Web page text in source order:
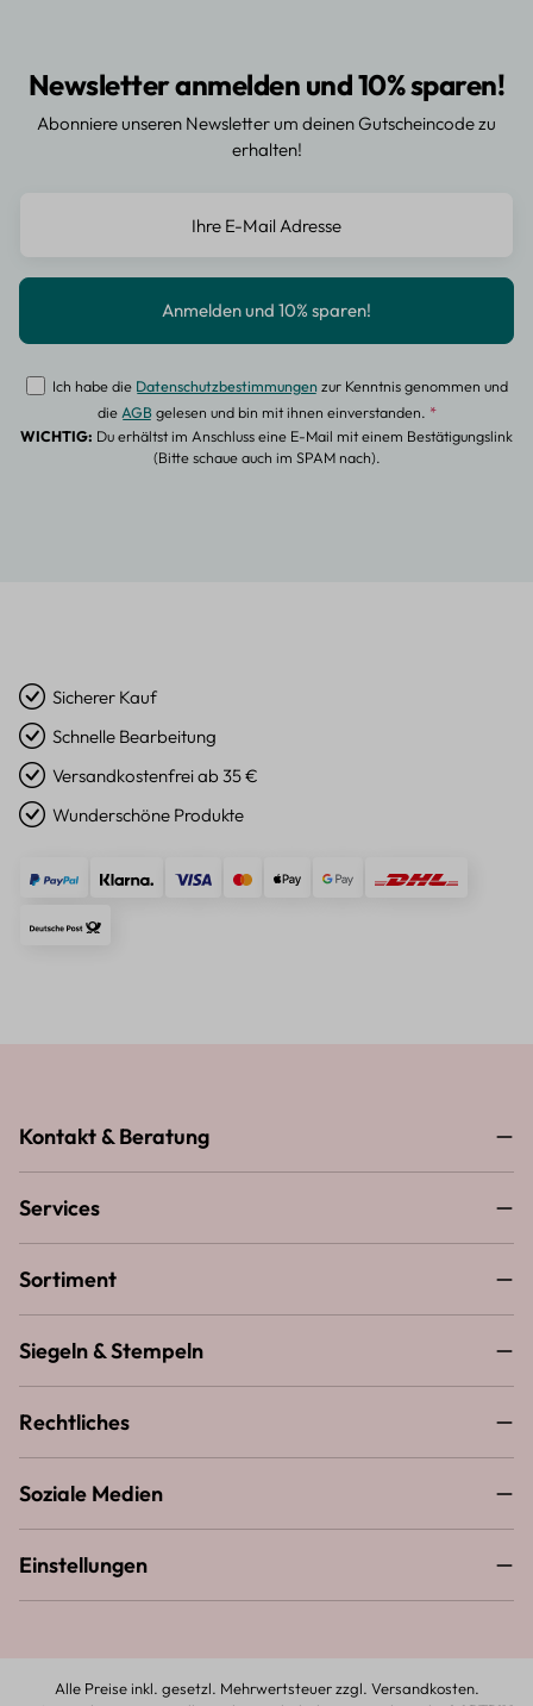
Newsletter anmelden und 10% sparen!
Abonniere unseren Newsletter um deinen Gutscheincode zu
erhalten!
Ich habe die Datenschutzbestimmungenzur Kenntnis genommen und
dieAGBgelesen und bin mit ihnen einverstanden. *
WICHTIG: Du erhältst im Anschluss eine E-Mail mit einem Bestätigungslink
(Bitte schaue auch im SPAM nach).
Sicherer Kauf
Schnelle Bearbeitung
Versandkostenfrei ab 35 €
Wunderschöne Produkte
Kontakt & Beratung
Services
Sortiment
Siegeln & Stempeln
Rechtliches
Soziale Medien
Einstellungen
Alle Preise inkl. gesetzl. Mehrwertsteuer zzgl. Versandkosten.